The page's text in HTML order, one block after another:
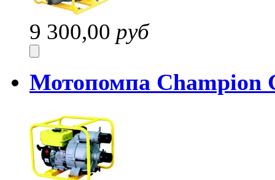
9 300,00 руб
Мотопомпа Champion